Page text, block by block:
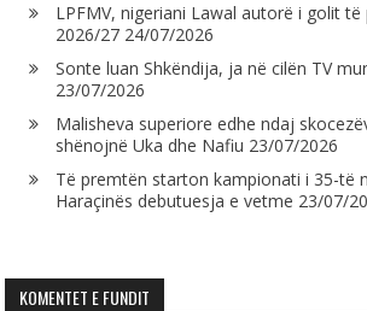
LPFMV, nigeriani Lawal autorë i golit të
2026/27 24/07/2026
Sonte luan Shkëndija, ja në cilën TV
23/07/2026
Malisheva superiore edhe ndaj
shënojnë Uka dhe Nafiu 23/07/2026
Të premtën starton kampionati i 35-të
Haraçinës debutuesja e vetme 23/07/
KOMENTET E FUNDIT